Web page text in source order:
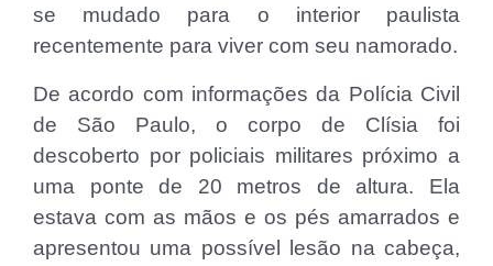
se mudado para o interior paulista
recentemente para viver com seu namorado.
De acordo com informações da Polícia Civil
de São Paulo, o corpo de Clísia foi
descoberto por policiais militares próximo a
uma ponte de 20 metros de altura. Ela
estava com as mãos e os pés amarrados e
apresentou uma possível lesão na cabeça,